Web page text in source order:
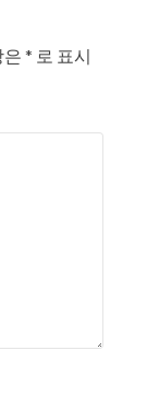
은 * 로 표시